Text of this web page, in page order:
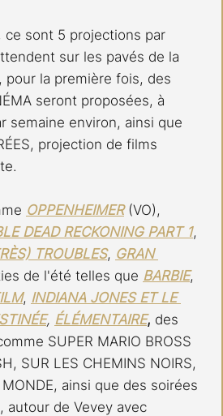
ce sont 5 projections par
sur les pavés de la
pour la première fois, des
seront proposées, à
semaine environ, ainsi que
projection de films
OPPENHEIMER (VO),
DEAD RECKONING PART 1,
TROUBLES, GRAN
de l'été telles que BARBIE,
, INDIANA JONES ET LE
, ÉLÉMENTAIRE, des
SUPER MARIO BROSS
SUR LES CHEMINS NOIRS,
MONDE, ainsi que des soirées
autour de Vevey avec